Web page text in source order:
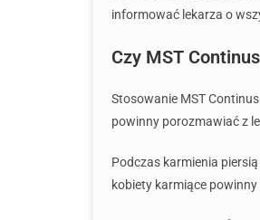
informować lekarza o
Czy MST
Stosowanie MST
powinny porozmawiać z
Podczas karmienia
kobiety karmiące